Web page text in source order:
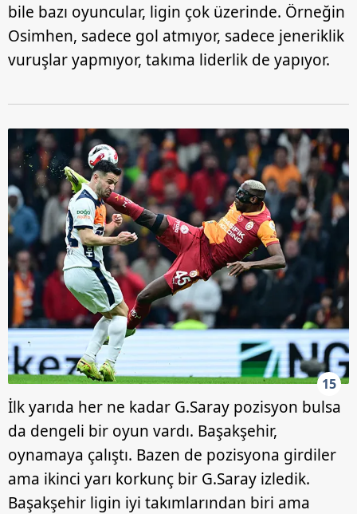
bile bazı oyuncular, ligin çok üzerinde. Örneğin
Osimhen, sadece gol atmıyor, sadece jeneriklik
vuruşlar yapmıyor, takıma liderlik de yapıyor.
15
İlk yarıda her ne kadar G.Saray pozisyon bulsa
da dengeli bir oyun vardı. Başakşehir,
oynamaya çalıştı. Bazen de pozisyona girdiler
ama ikinci yarı korkunç bir G.Saray izledik.
Başakşehir ligin iyi takımlarından biri ama